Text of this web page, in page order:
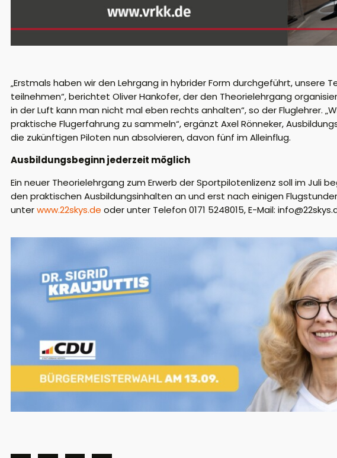
„Erstmals haben wir den Lehrgang in hybrider Form durchgeführt, unsere
teilnehmen“, berichtet Oliver Hankofer, der den Theorielehrgang
in der Luft kann man nicht mal eben rechts anhalten“, so der Fluglehrer.
praktische Flugerfahrung zu sammeln“, ergänzt Axel Rönneker,
die zukünftigen Piloten nun absolvieren, davon fünf im Alleinflug.
Ausbildungsbeginn jederzeit möglich
Ein neuer Theorielehrgang zum Erwerb der Sportpilotenlizenz soll im Juli
den praktischen Ausbildungsinhalten an und erst nach einigen
unterwww.22skys.de oder unter Telefon 0171 5248015, E-Mail: